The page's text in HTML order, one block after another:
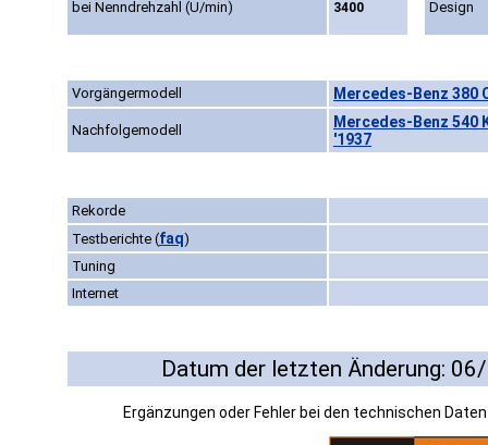
bei Nenndrehzahl (U/min) 3400 Design
Vorgängermodell Mercedes-Benz 380
Nachfolgemodell
Mercedes-Benz 540
'1937
Rekorde
Testberichte (faq)
Tuning
Internet
Datum der letzten Änderung:
Ergänzungen oder Fehler bei den technischen